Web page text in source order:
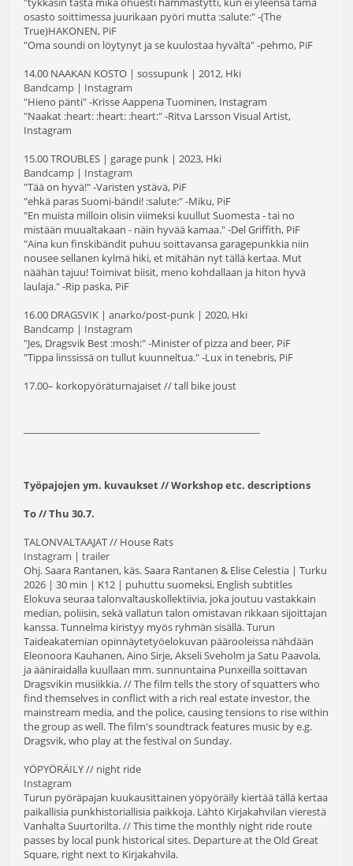
osasto soittimessa juurikaan pyöri mutta :salute:" -(The
True)HAKONEN, PiF
"Oma soundi on löytynyt ja se kuulostaa hyvältä" -pehmo, PiF
14.00 NAAKAN KOSTO | sossupunk | 2012, Hki
Bandcamp | Instagram
"Hieno pänti" -Krisse Aappena Tuominen, Instagram
"Naakat :heart: :heart: :heart:" -Ritva Larsson Visual Artist,
Instagram
15.00 TROUBLES | garage punk | 2023, Hki
Bandcamp | Instagram
"Tää on hyvä!" -Varisten ystävä, PiF
"ehkä paras Suomi-bändi! :salute:" -Miku, PiF
"En muista milloin olisin viimeksi kuullut Suomesta - tai no
mistään muualtakaan - näin hyvää kamaa." -Del Griffith, PiF
"Aina kun finskibändit puhuu soittavansa garagepunkkia niin
nousee sellanen kylmä hiki, et mitähän nyt tällä kertaa. Mut
näähän tajuu! Toimivat biisit, meno kohdallaan ja hiton hyvä
laulaja." -Rip paska, PiF
16.00 DRAGSVIK | anarko/post-punk | 2020, Hki
Bandcamp | Instagram
"Jes, Dragsvik Best :mosh:" -Minister of pizza and beer, PiF
"Tippa linssissä on tullut kuunneltua." -Lux in tenebris, PiF
17.00– korkopyöräturnajaiset // tall bike joust
Työpajojen ym. kuvaukset // Workshop etc. descriptions
To // Thu 30.7.
TALONVALTAAJAT // House Rats
Instagram | trailer
Ohj. Saara Rantanen, käs. Saara Rantanen & Elise Celestia | Turku
2026 | 30 min | K12 | puhuttu suomeksi, English subtitles
Elokuva seuraa talonvaltauskollektiivia, joka joutuu vastakkain
median, poliisin, sekä vallatun talon omistavan rikkaan sijoittajan
kanssa. Tunnelma kiristyy myös ryhmän sisällä. Turun
Taideakatemian opinnäytetyöelokuvan päärooleissa nähdään
Eleonoora Kauhanen, Aino Sirje, Akseli Sveholm ja Satu Paavola,
ja ääniraidalla kuullaan mm. sunnuntaina Punxeilla soittavan
Dragsvikin musiikkia. // The film tells the story of squatters who
find themselves in conflict with a rich real estate investor, the
mainstream media, and the police, causing tensions to rise within
the group as well. The film's soundtrack features music by e.g.
Dragsvik, who play at the festival on Sunday.
YÖPYÖRÄILY // night ride
Instagram
Turun pyöräpajan kuukausittainen yöpyöräily kiertää tällä kertaa
paikallisia punkhistoriallisia paikkoja. Lähtö Kirjakahvilan vierestä
Vanhalta Suurtorilta. // This time the monthly night ride route
passes by local punk historical sites. Departure at the Old Great
Square, right next to Kirjakahvila.